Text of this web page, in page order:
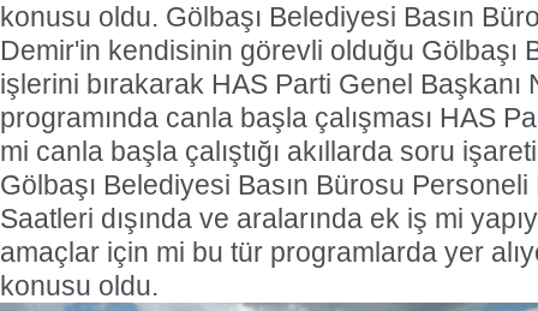
konusu oldu. Gölbaşı Belediyesi Basın
Demir'in kendisinin görevli olduğu Gölbaşı
işlerini bırakarak HAS Parti Genel
programında canla başla çalışması HAS
mi canla başla çalıştığı akıllarda soru işareti
Gölbaşı Belediyesi Basın Bürosu
Saatleri dışında ve aralarında ek iş mi
amaçlar için mi bu tür programlarda yer
konusu oldu.